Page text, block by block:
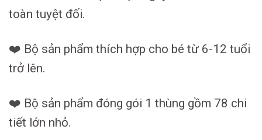
toàn tuyệt đối.
❤️ Bộ sản phẩm thích hợp cho bé từ 6-12 tuổi
trở lên.
❤️ Bộ sản phẩm đóng gói 1 thùng gồm 78 chi
tiết lớn nhỏ.